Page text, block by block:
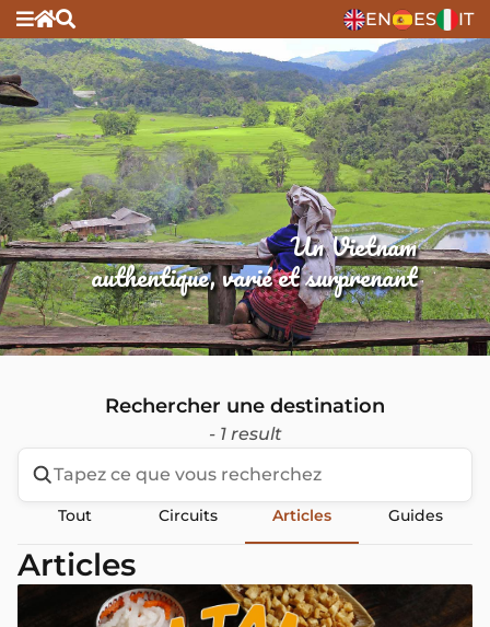
EN ES IT
Un Vietnam
authentique, varié et surprenant
Rechercher une destination
- 1 result
Tout Circuits Articles Guides
Articles